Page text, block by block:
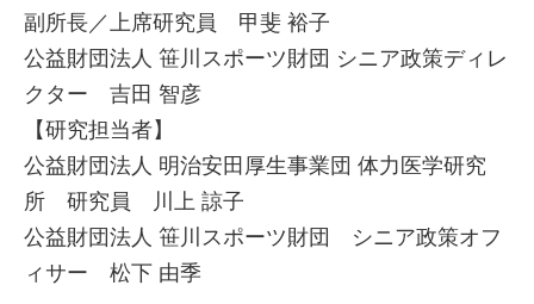
副所長／上席研究員 甲斐 裕子
公益財団法人 笹川スポーツ財団 シニア政策ディレ
クター 吉田 智彦
【研究担当者】
公益財団法人 明治安田厚生事業団 体力医学研究
所 研究員 川上 諒子
公益財団法人 笹川スポーツ財団 シニア政策オフ
ィサー 松下 由季